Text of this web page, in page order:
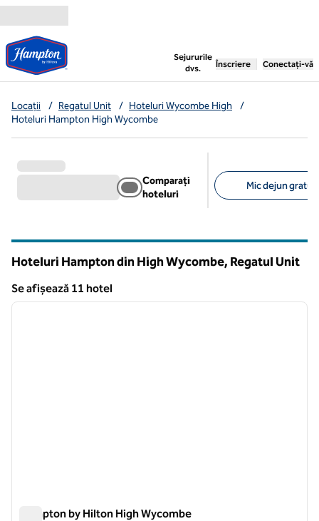
Salt la conținut
Sejururile
dvs.
, deschide o filă nouă
Înscriere Conectați-vă
Locații / Regatul Unit / Hoteluri Wycombe High
/
Hoteluri Hampton High Wycombe
Comparați
hoteluri
Mic dejun
Hoteluri Hampton din High Wycombe, Regatul Unit
Se afișează 11 hotel
Se afișează 11 hotel
1 din 12
Hampton by Hilton High Wycombe